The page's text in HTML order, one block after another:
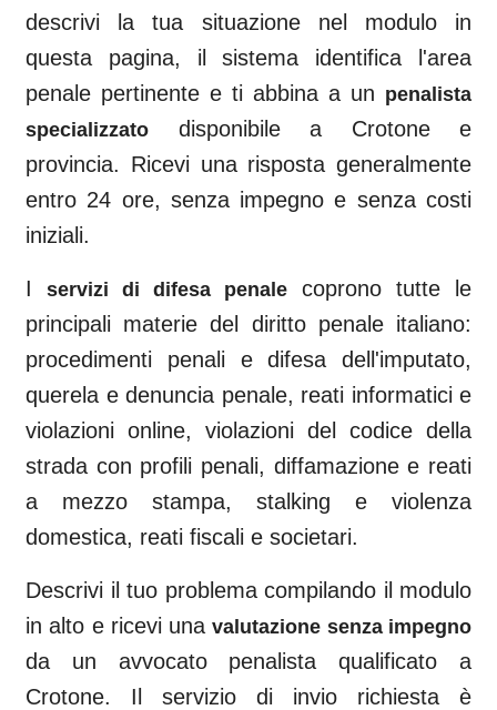
descrivi la tua situazione nel modulo in
questa pagina, il sistema identifica l'area
penale pertinente e ti abbina a un penalista
specializzato disponibile a Crotonee
provincia. Ricevi una risposta generalmente
entro 24 ore, senza impegno e senza costi
iniziali.
I servizi di difesa penale coprono tutte le
principali materie del diritto penale italiano:
procedimenti penali e difesa dell'imputato,
querela e denuncia penale, reati informatici e
violazioni online, violazioni del codice della
strada con profili penali, diffamazione e reati
a mezzo stampa, stalking e violenza
domestica, reati fiscali e societari.
Descrivi il tuo problema compilando il modulo
in alto e ricevi unavalutazione senza impegno
da un avvocato penalista qualificato a
Crotone. Il servizio di invio richiesta è